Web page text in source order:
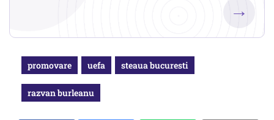
→
promovare uefa steaua bucuresti
razvan burleanu